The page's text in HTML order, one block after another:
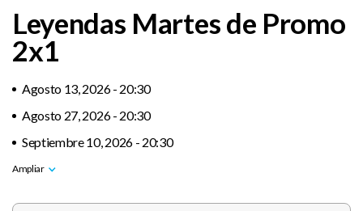
Leyendas Martes de Promo
2x1
Agosto 13, 2026 - 20:30
Agosto 27, 2026 - 20:30
Septiembre 10, 2026 - 20:30